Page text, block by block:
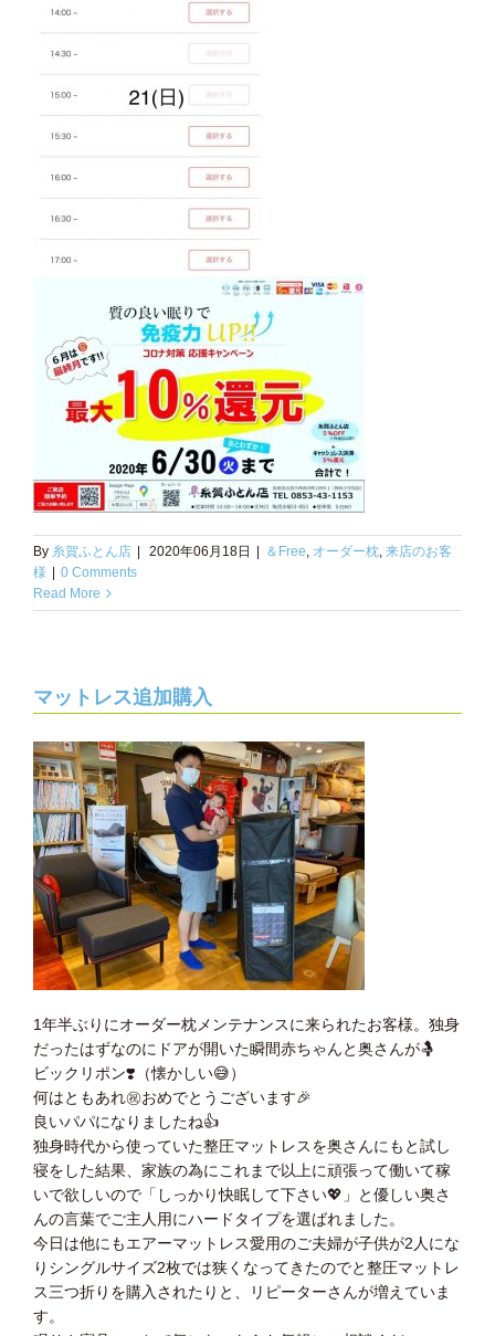
By 糸賀ふとん店 2020年06月18日 ＆Free, オーダー枕, 来店のお客
様
0 Comments
Read More
マットレス追加購入
1年半ぶりにオーダー枕メンテナンスに来られたお客様。独身
だったはずなのにドアが開いた瞬間赤ちゃんと奥さんが🤱
ビックリポン❣️（懐かしい😅）
何はともあれ㊗️おめでとうございます🎉
良いパパになりましたね👍
独身時代から使っていた整圧マットレスを奥さんにもと試し
寝をした結果、家族の為にこれまで以上に頑張って働いて稼
いで欲しいので「しっかり快眠して下さい💖」と優しい奥さ
んの言葉でご主人用にハードタイプを選ばれました。
今日は他にもエアーマットレス愛用のご夫婦が子供が2人にな
りシングルサイズ2枚では狭くなってきたのでと整圧マットレ
ス三つ折りを購入されたりと、リピーターさんが増えていま
す。